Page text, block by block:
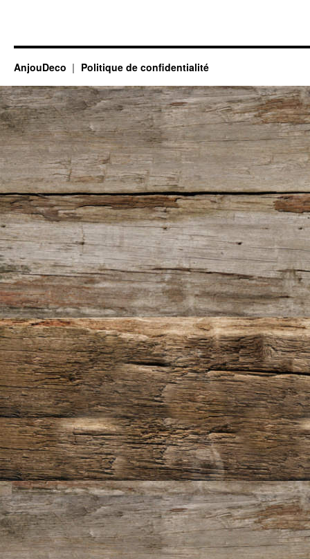
AnjouDeco Politique de confidentialité